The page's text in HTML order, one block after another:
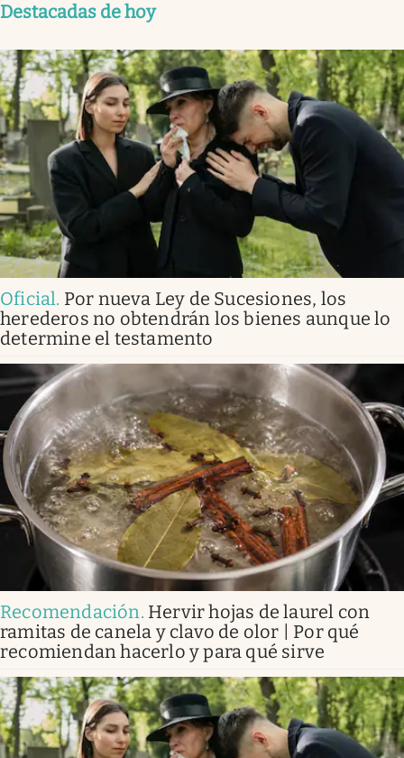
Destacadas de hoy
Oficial. Por nueva Ley de Sucesiones, los
herederos no obtendrán los bienes aunque lo
determine el testamento
Recomendación. Hervir hojas de laurel con
ramitas de canela y clavo de olor | Por qué
recomiendan hacerlo y para qué sirve